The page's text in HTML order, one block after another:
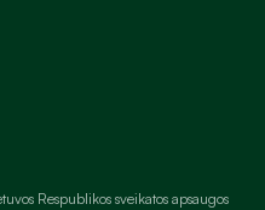
Respublikos sveikatos apsaugos